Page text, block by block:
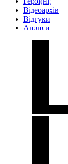
Відеоархів
Відгуки
Анонси